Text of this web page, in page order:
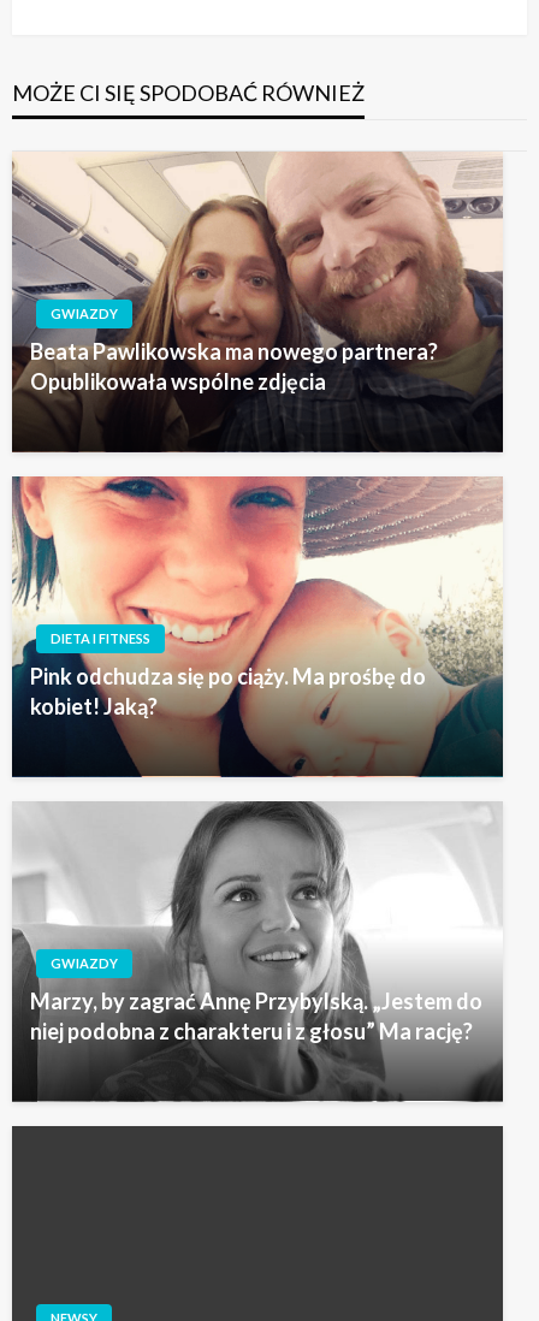
MOŻE CI SIĘ SPODOBAĆ RÓWNIEŻ
GWIAZDY
Beata Pawlikowska ma nowego partnera?
Opublikowała wspólne zdjęcia
DIETA I FITNESS
Pink odchudza się po ciąży. Ma prośbę do
kobiet! Jaką?
GWIAZDY
Marzy, by zagrać Annę Przybylską. „Jestem do
niej podobna z charakteru i z głosu” Ma rację?